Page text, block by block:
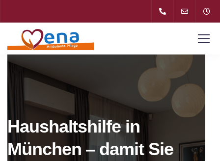
Haushaltshilfe in
München – damit Sie